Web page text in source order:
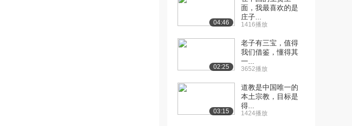
04:46
面，我最喜欢的是
庄子...
1416播放
02:25
老子有三宝，值得
我们借鉴，懂得其
一...
3652播放
03:15
道教是中国唯一的
本土宗教，目标是
得...
1424播放